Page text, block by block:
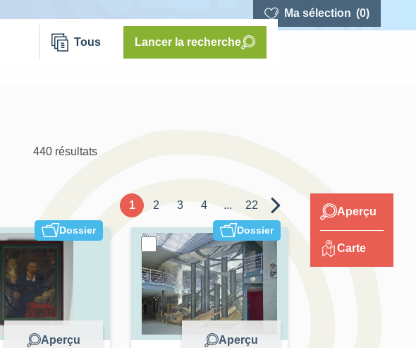
Ma sélection (0)
Tous Lancer la recherche
440 résultats
1 2 3 4 ... 22
Dossier
Aperçu
Dossier
Aperçu
Aperçu
Carte